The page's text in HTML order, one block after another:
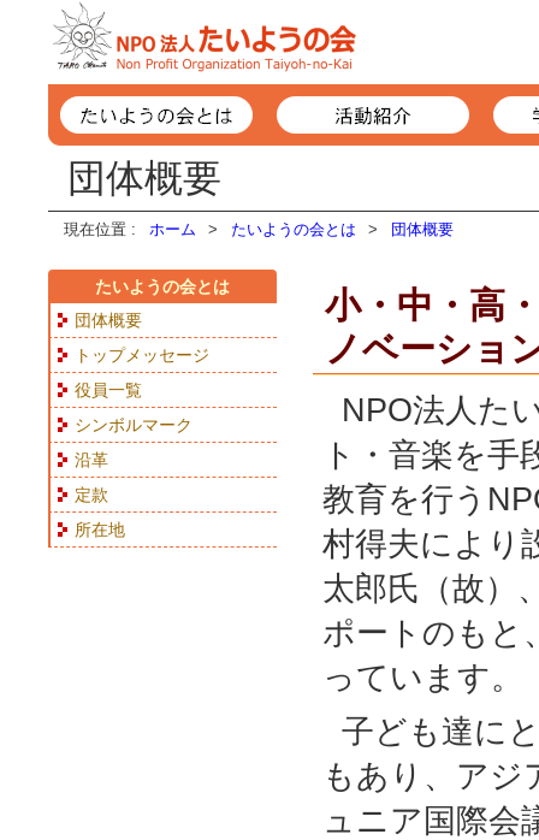
団体概要
現在位置 : ホーム > たいようの会とは > 団体概要
小・中・高
ノベーショ
NPO法人た
ト・音楽を
教育を行う
村得夫により
太郎氏（故）
ポートのもと
っています。
子ども達に
もあり、アジ
ュニア国際会
たいようの会とは
団体概要
トップメッセージ
役員一覧
シンボルマーク
沿革
定款
所在地